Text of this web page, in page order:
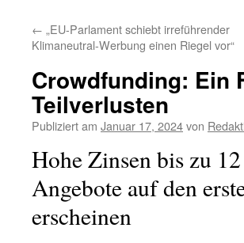
← „EU-Parlament schiebt irreführender
Klimaneutral-Werbung einen Riegel vor“
Crowdfunding: Ein
Teilverlusten
Publiziert am Januar 17, 2024von
Hohe Zinsen bis zu
Angebote auf den
erscheinen